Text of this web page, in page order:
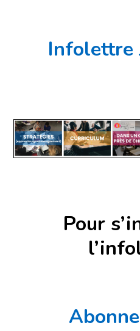
Infolettre
Pour